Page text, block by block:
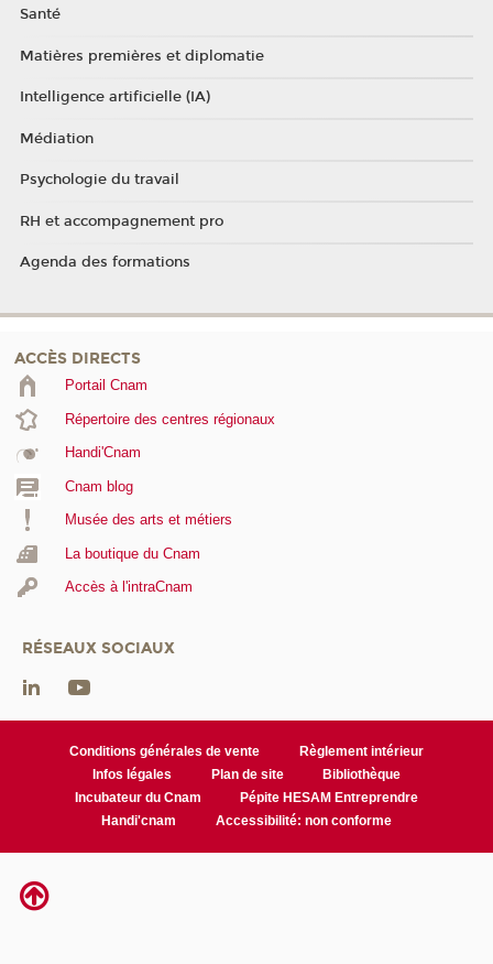
Santé
Matières premières et diplomatie
Intelligence artificielle (IA)
Médiation
Psychologie du travail
RH et accompagnement pro
Agenda des formations
ACCÈS DIRECTS
Portail Cnam
Répertoire des centres régionaux
Handi'Cnam
Cnam blog
Musée des arts et métiers
La boutique du Cnam
Accès à l'intraCnam
RÉSEAUX SOCIAUX
Conditions générales de vente
Règlement intérieur
Infos légales
Plan de site
Bibliothèque
Incubateur du Cnam
Pépite HESAM Entreprendre
Handi'cnam
Accessibilité: non conforme